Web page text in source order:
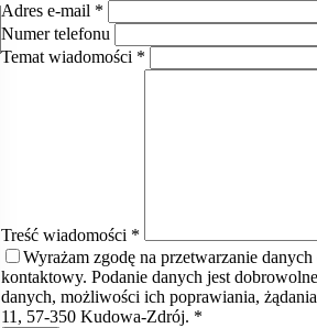
Adres e-mail *
Numer telefonu
Temat wiadomości *
Treść wiadomości *
Wyrażam zgodę na przetwarzanie
kontaktowy. Podanie danych jest
danych, możliwości ich poprawiania,
11, 57-350 Kudowa-Zdrój. *